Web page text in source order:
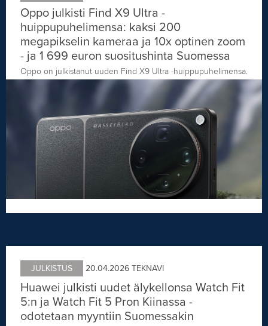
Oppo julkisti Find X9 Ultra -
huippupuhelimensa: kaksi 200
megapikselin kameraa ja 10x optinen zoom
- ja 1 699 euron suositushinta Suomessa
Oppo on julkistanut uuden Find X9 Ultra -huippupuhelimensa.
JULKISTUS 20.04.2026 TEKNAVI
Huawei julkisti uudet älykellonsa Watch Fit
5:n ja Watch Fit 5 Pron Kiinassa -
odotetaan myyntiin Suomessakin